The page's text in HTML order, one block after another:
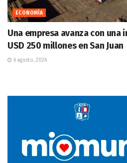
ECONOMÍA
Una empresa avanza con una
USD 250 millones en San Juan
6 agosto, 2026